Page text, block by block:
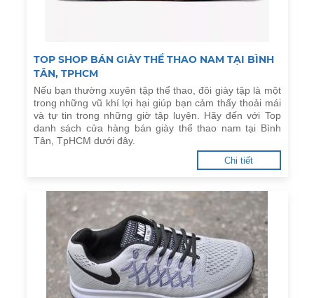
TOP SHOP BÁN GIÀY THỂ THAO NAM TẠI BÌNH
TÂN, TPHCM
Nếu bạn thường xuyên tập thể thao, đôi giày tập là một
trong những vũ khí lợi hại giúp bạn cảm thấy thoải mái
và tự tin trong những giờ tập luyện. Hãy đến với Top
danh sách cửa hàng bán giày thể thao nam tại Bình
Tân, TpHCM dưới đây.
Chi tiết